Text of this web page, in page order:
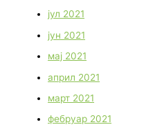
јул 2021
јун 2021
мај 2021
април 2021
март 2021
фебруар 2021